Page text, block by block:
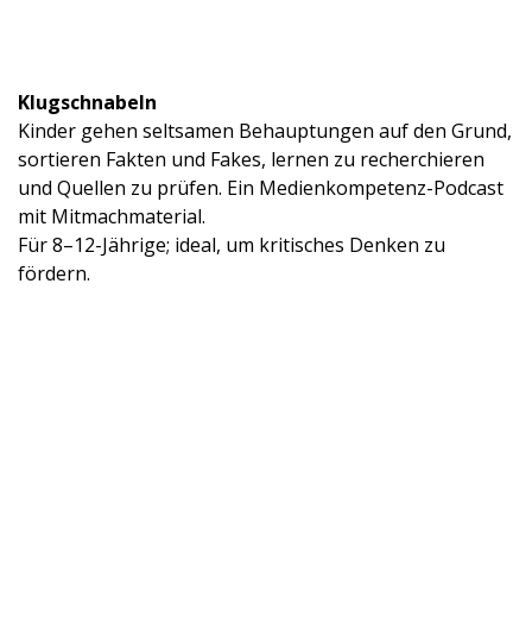
Klugschnabeln
Kinder gehen seltsamen Behauptungen auf den Grund,
sortieren Fakten und Fakes, lernen zu recherchieren
und Quellen zu prüfen. Ein Medienkompetenz-Podcast
mit Mitmachmaterial.
Für 8–12-Jährige; ideal, um kritisches Denken zu
fördern.